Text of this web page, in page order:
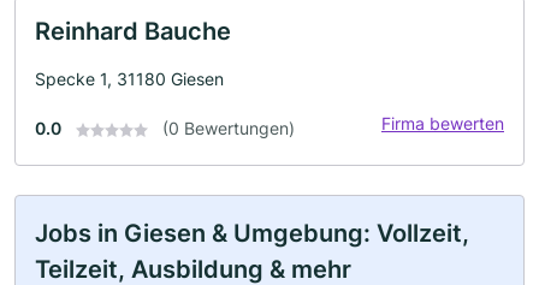
Reinhard Bauche
Specke 1, 31180 Giesen
0.0 (0 Bewertungen) Firma bewerten
Jobs in Giesen & Umgebung: Vollzeit,
Teilzeit, Ausbildung & mehr